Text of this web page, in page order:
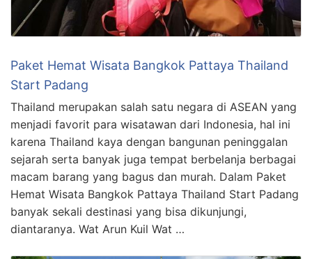
Paket Hemat Wisata Bangkok Pattaya Thailand
Start Padang
Thailand merupakan salah satu negara di ASEAN yang
menjadi favorit para wisatawan dari Indonesia, hal ini
karena Thailand kaya dengan bangunan peninggalan
sejarah serta banyak juga tempat berbelanja berbagai
macam barang yang bagus dan murah. Dalam Paket
Hemat Wisata Bangkok Pattaya Thailand Start Padang
banyak sekali destinasi yang bisa dikunjungi,
diantaranya. Wat Arun Kuil Wat …